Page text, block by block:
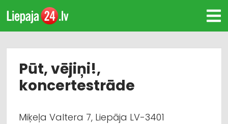
Pūt, vējiņi!,
koncertestrāde
Miķeļa Valtera 7, Liepāja LV-3401